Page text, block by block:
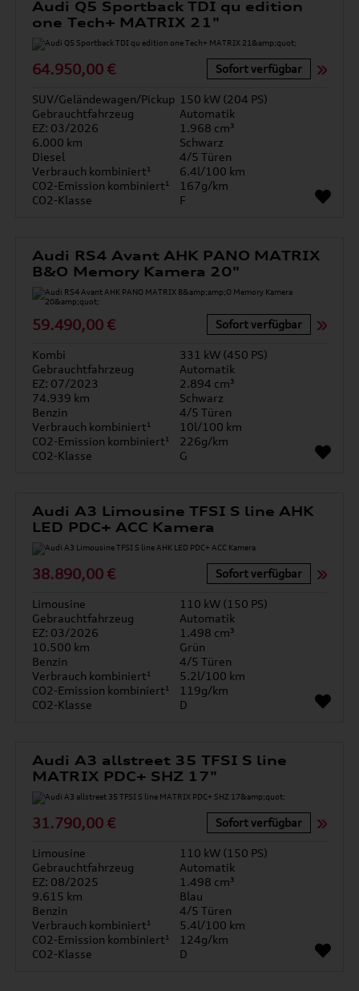
Audi Q5 Sportback TDI qu edition
one Tech+ MATRIX 21"
64.950,00 € Sofort verfügbar
SUV/Geländewagen/Pickup 150 kW (204 PS)
Gebrauchtfahrzeug
Automatik
EZ: 03/2026
1.968 cm³
6.000 km
Schwarz
Diesel
4/5 Türen
Verbrauch kombiniert¹
6.4l/100 km
CO2-Emission kombiniert¹
167g/km
CO2-Klasse
F
Audi RS4 Avant AHK PANO MATRIX
B&O Memory Kamera 20"
59.490,00 € Sofort verfügbar
Kombi
331 kW (450 PS)
Gebrauchtfahrzeug
Automatik
EZ: 07/2023
2.894 cm³
74.939 km
Schwarz
Benzin
4/5 Türen
Verbrauch kombiniert¹
10l/100 km
CO2-Emission kombiniert¹
226g/km
CO2-Klasse
G
Audi A3 Limousine TFSI S line AHK
LED PDC+ ACC Kamera
38.890,00 € Sofort verfügbar
Limousine
110 kW (150 PS)
Gebrauchtfahrzeug
Automatik
EZ: 03/2026
1.498 cm³
10.500 km
Grün
Benzin
4/5 Türen
Verbrauch kombiniert¹
5.2l/100 km
CO2-Emission kombiniert¹
119g/km
CO2-Klasse
D
Audi A3 allstreet 35 TFSI S line
MATRIX PDC+ SHZ 17"
31.790,00 € Sofort verfügbar
Limousine
110 kW (150 PS)
Gebrauchtfahrzeug
Automatik
EZ: 08/2025
1.498 cm³
9.615 km
Blau
Benzin
4/5 Türen
Verbrauch kombiniert¹
5.4l/100 km
CO2-Emission kombiniert¹
124g/km
CO2-Klasse
D